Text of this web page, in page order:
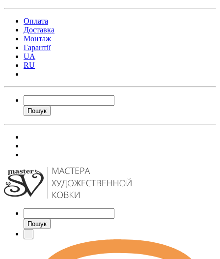
Оплата
Доставка
Монтаж
Гарантії
UA
RU
Пошук
Пошук